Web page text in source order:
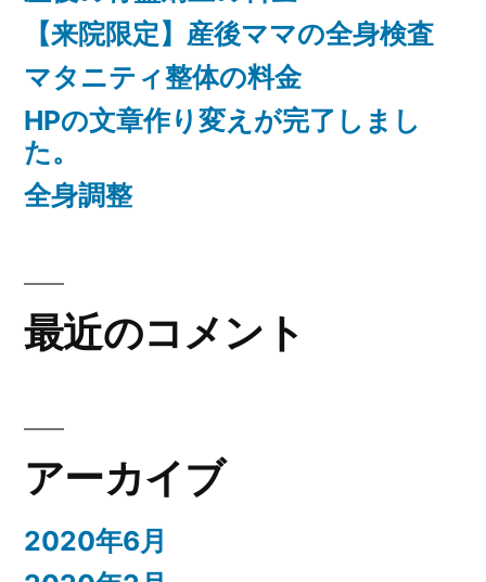
【来院限定】産後ママの全身検査
マタニティ整体の料金
HPの文章作り変えが完了しまし
た。
全身調整
最近のコメント
アーカイブ
2020年6月